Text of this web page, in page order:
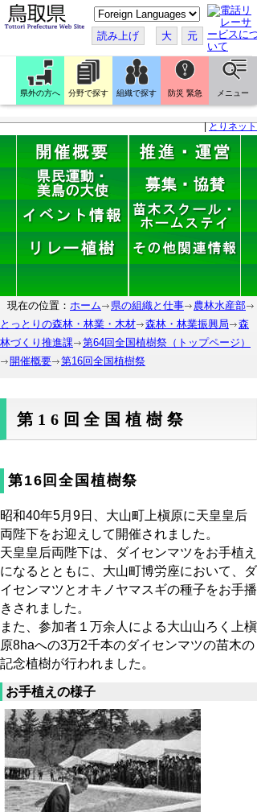
こ
の
ペ
ー
ジ
翻
訳
す
読み上げ 大 元
県外の方へ 分野で探す 組織で探す 防災 緊急 メニュー
|とりネット
現在の位置： ホーム 県の組織と仕事
農林水産部
とっとりの森林・林業・木材
森林・林業振興局
森
林づくり推進課
第64回全国植樹祭（トップページ）
開催概要
第16回全国植樹祭
第16回全国植樹祭
第16回全国植樹祭
昭和40年5月9日、大山町上槇原に天皇皇后
両陛下をお迎えして開催されました。
天皇皇后両陛下は、ダイセンマツをお手植え
になるとともに、大山町博労座において、ダ
イセンマツとオキノヤマスギの種子をお手播
きされました。
また、参加者１万余人による大山山ろく上槇
原8haへの3万2千本のダイセンマツの苗木の
記念植樹が行われました。
お手植えの様子